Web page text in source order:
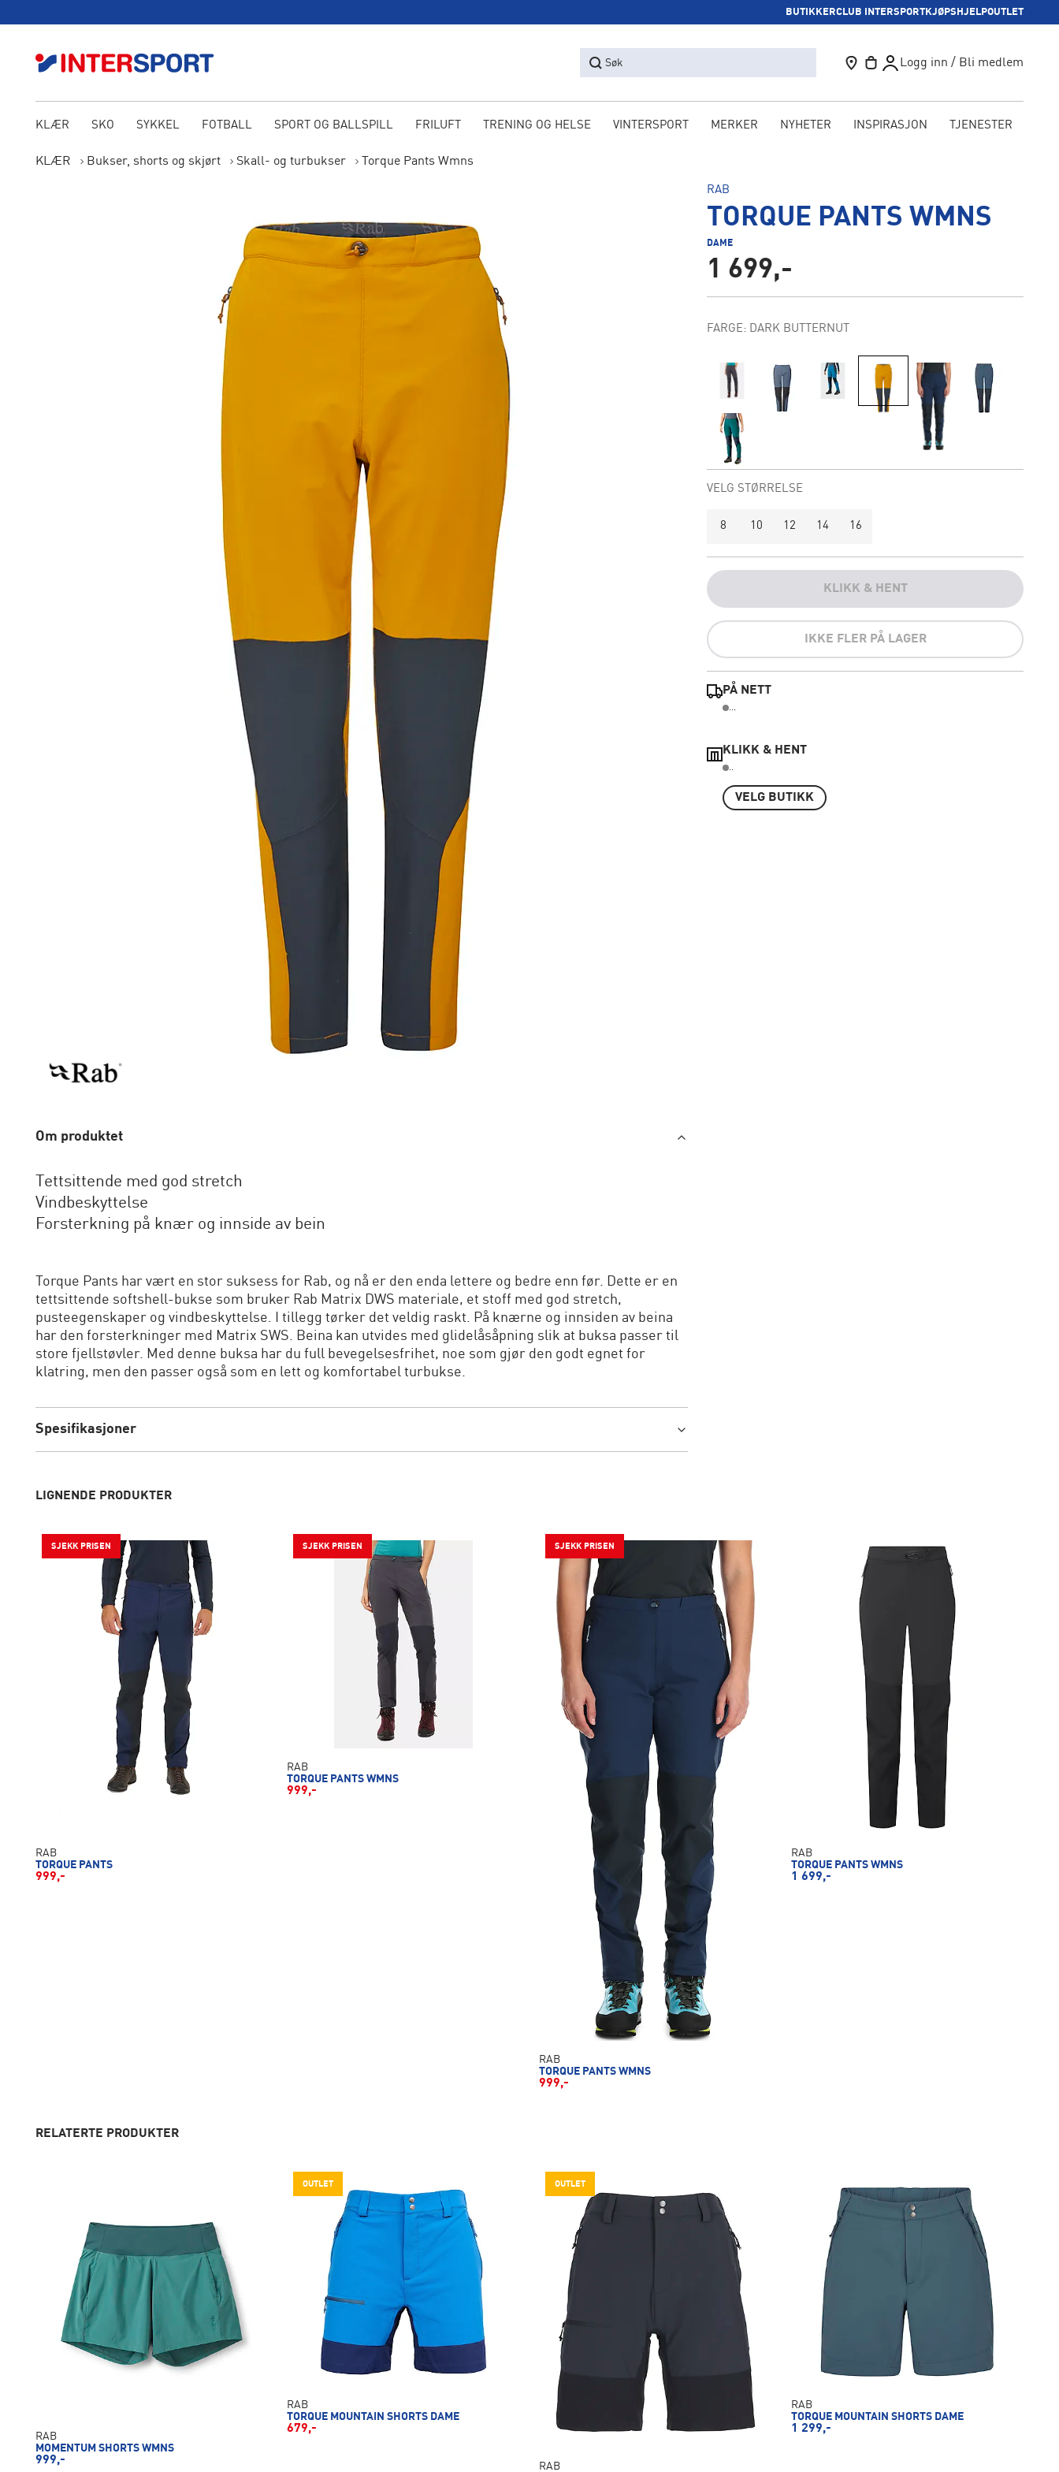
BUTIKKERCLUB INTERSPORTKJØPSHJELPOUTLET
Søk Logg inn / Bli medlem
KLÆR SKO SYKKEL FOTBALL SPORT OG BALLSPILL FRILUFT TRENING OG HELSE VINTERSPORT MERKER NYHETER INSPIRASJON TJENESTER
KLÆR Bukser, shorts og skjørt Skall- og turbukser Torque Pants Wmns
Om produktet
Tettsittende med god stretch
Vindbeskyttelse
Forsterkning på knær og innside av bein
Torque Pants har vært en stor suksess for Rab, og nå er den enda lettere og bedre enn før. Dette er en
tettsittende softshell-bukse som bruker Rab Matrix DWS materiale, et stoff med god stretch,
pusteegenskaper og vindbeskyttelse. I tillegg tørker det veldig raskt. På knærne og innsiden av beina
har den forsterkninger med Matrix SWS. Beina kan utvides med glidelåsåpning slik at buksa passer til
store fjellstøvler. Med denne buksa har du full bevegelsesfrihet, noe som gjør den godt egnet for
klatring, men den passer også som en lett og komfortabel turbukse.
Spesifikasjoner
RAB
TORQUE PANTS WMNS
DAME
1 699,-
FARGE: DARK BUTTERNUT
VELG STØRRELSE
8 10 12 14 16
KLIKK & HENT
IKKE FLER PÅ LAGER
PÅ NETT
...
KLIKK & HENT
..
VELG BUTIKK
LIGNENDE PRODUKTER
SJEKK PRISEN
RAB
TORQUE PANTS
999,-
SJEKK PRISEN
RAB
TORQUE PANTS WMNS
999,-
SJEKK PRISEN
RAB
TORQUE PANTS WMNS
999,-
RAB
TORQUE PANTS WMNS
1 699,-
RELATERTE PRODUKTER
RAB
MOMENTUM SHORTS WMNS
999,-
OUTLET
RAB
TORQUE MOUNTAIN SHORTS DAME
679,-
OUTLET
RAB
RAB
TORQUE MOUNTAIN SHORTS DAME
1 299,-